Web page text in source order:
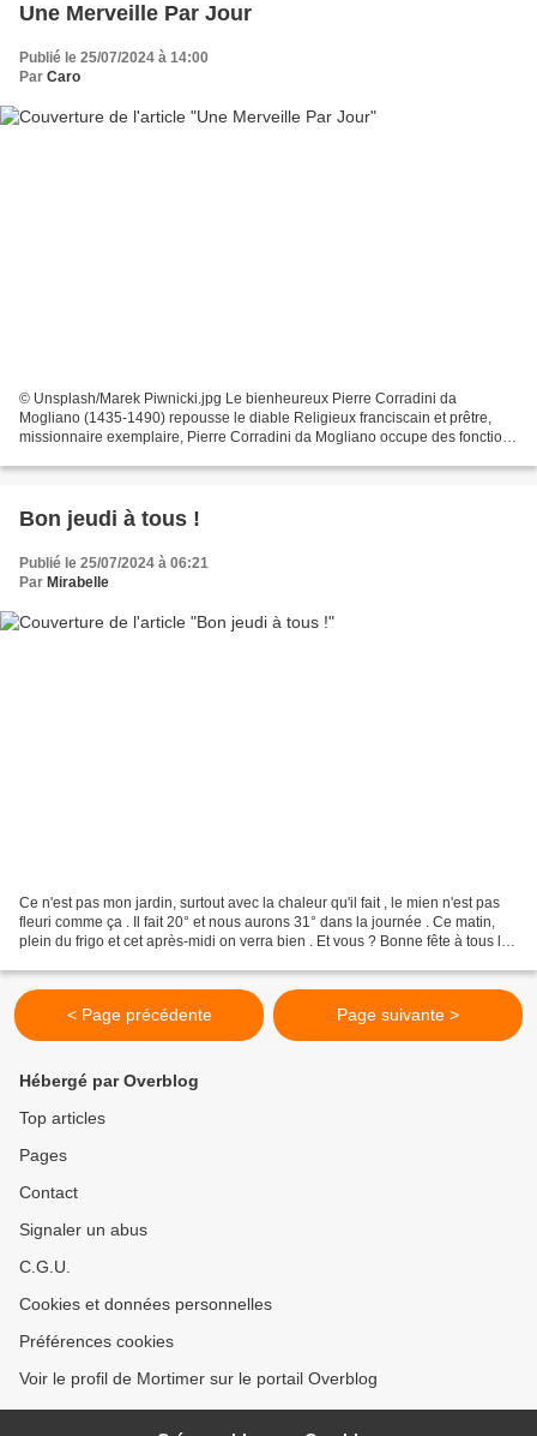
Une Merveille Par Jour
Publié le 25/07/2024 à 14:00
Par Caro
© Unsplash/Marek Piwnicki.jpg Le bienheureux Pierre Corradini da
Mogliano (1435-1490) repousse le diable Religieux franciscain et prêtre,
missionnaire exemplaire, Pierre Corradini da Mogliano occupe des fonctions
Bon jeudi à tous !
Publié le 25/07/2024 à 06:21
Par Mirabelle
Ce n'est pas mon jardin, surtout avec la chaleur qu'il fait , le mien n'est pas
fleuri comme ça . Il fait 20° et nous aurons 31° dans la journée . Ce matin,
plein du frigo et cet après-midi on verra bien . Et vous ? Bonne fête à tous les
< Page précédente Page suivante >
Hébergé par Overblog
Top articles
Pages
Contact
Signaler un abus
C.G.U.
Cookies et données personnelles
Préférences cookies
Voir le profil de Mortimer sur le portail Overblog